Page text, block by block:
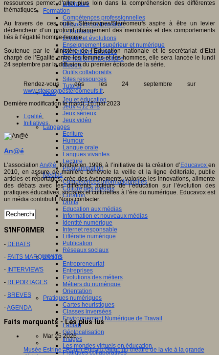
Littérature
Formation
Compétences professionnelles
Dispositifs de formation
E- formation
Enjeux et évolutions
Enseignement supérieur et numérique
Formations hybrides
Formation universitaire
Mooc’s
Outils collaboratifs
Sites ressources
Tutorat
Jeux
Jeu et éducation
Jeux 4/12 ans
Jeux sérieux
Jeux vidéo
Langages
Ecriture
Humour
Langue orale
Langues vivantes
Lecture
Programmation
Médias
Compétences informationnelles
Culture des médias
Curation
Droits
Education aux médias
Information et nouveaux médias
Identité numérique
Internet responsable
Littératie numérique
Publication
Réseaux sociaux
Métiers
Entrepreneuriat
Entreprises
Evolutions des métiers
Métiers du numérique
Orientation
Pratiques numériques
Cartes heuristiques
Classes inversées
Environnement Numérique de Travail
Fablab
Géolocalisation
Images
Les mondes virtuels en éducation
Pratiques collaboratives
ressources permet d’aller plus loin dans la compréhension des différentes
thématiques.
Au travers de ces outils, Stéréotypes/Stéréomeufs aspire à être un levier
déclencheur d’un profond changement des mentalités et des comportements
liés à l’égalité homme-femme.
Soutenue par le Ministère de l’Education nationale et le secrétariat d’Etat
chargé de l’Egalité entre les femmes et les hommes, elle sera lancée le lundi
24 septembre par la diffusion du premier épisode de la série.
Rendez-vous dès les 24 septembre sur
www.stereotypestereomeufs.fr.
Dernière modification le mardi, 16 mai 2023
Egalité,
Initiatives,
An@é
L’associationAn@é, fondée en 1996, à l’initiative de la création d’ Educavoxen
2010, en assure de manière bénévole la veille et la ligne éditoriale, publie
articles et reportages, crée des événements, valorise les innovations, alimente
des débats avec les différents acteurs de l’éducation sur l’évolution des
pratiques éducatives, sociales et culturelles à l’ère du numérique. Educavox est
un média contributif. Nous contacter.
S'INFORMER
- DEBATS
- FAITS MARQUANTS
- INTERVIEWS
- REPORTAGES
- BREVES
-AGENDA
Faits marquants - Les plus lus
Mar 25 2026
Musée Estrine : Roger Edgard Gillet, du théâtre de la vie à la grande